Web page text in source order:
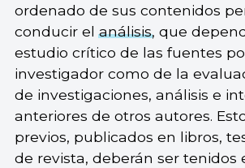
ordenado de sus contenidos
conducir elanálisis, que
estudio crítico de las fuentes
investigador como de la
de investigaciones, análisis e
anteriores de otros autores.
previos, publicados en libros,
de revista, deberán ser tenidos